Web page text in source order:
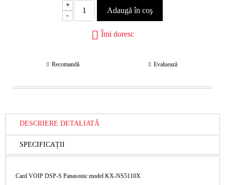
+
-
Îmi doresc
Recomandă Evaluează
DESCRIERE DETALIATĂ
SPECIFICAȚII
Card VOIP DSP-S Panasonic model KX-NS5110X